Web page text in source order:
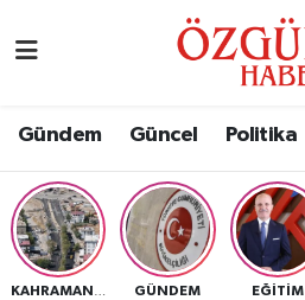
Gündem Güncel Politika
GÜNDEM EĞITIM
Eğitim
Ekonomi
Nöbetçi Eczaneler
Namaz Vakitleri
Trafik Durumu